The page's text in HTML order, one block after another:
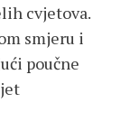
cvjetova.
smjeru i
poučne